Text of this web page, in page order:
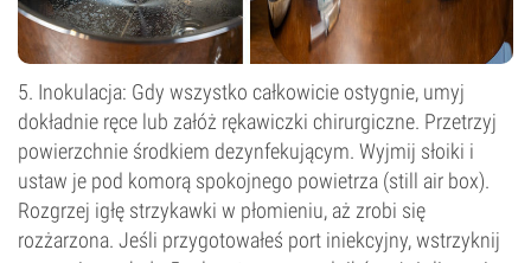
5. Inokulacja: Gdy wszystko całkowicie ostygnie, umyj
dokładnie ręce lub załóż rękawiczki chirurgiczne. Przetrzyj
powierzchnie środkiem dezynfekującym. Wyjmij słoiki i
ustaw je pod komorą spokojnego powietrza (still air box).
Rozgrzej igłę strzykawki w płomieniu, aż zrobi się
rozżarzona. Jeśli przygotowałeś port iniekcyjny, wstrzyknij